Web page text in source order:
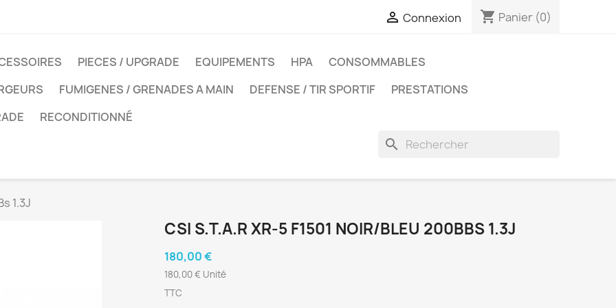
 Connexion shopping_cart Panier (0)
PIECES / UPGRADE EQUIPEMENTS HPA
CONSOMMABLES
FUMIGENES / GRENADES A MAIN DEFENSE / TIR SPORTIF
PRESTATIONS
RECONDITIONNÉ
search
1.3J
CSI S.T.A.R XR-5 F1501 NOIR/BLEU 200BBS 1.3J
180,00 €
180,00 € Unité
TTC